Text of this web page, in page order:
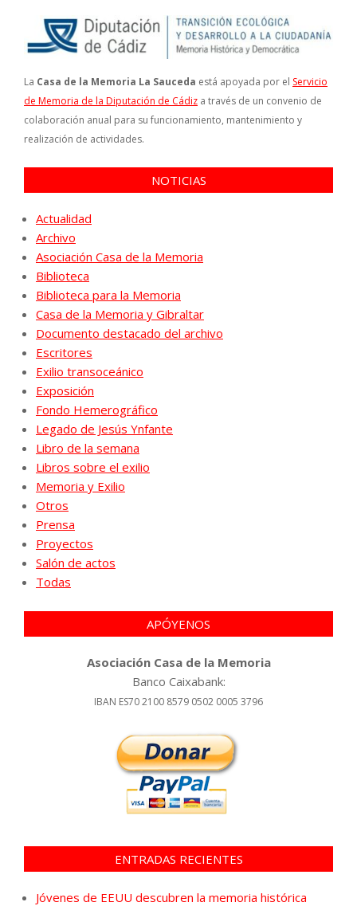
La Casa de la Memoria La Sauceda está apoyada por el Servicio
de Memoria de la Diputación de Cádiz a través de un convenio de
colaboración anual para su funcionamiento, mantenimiento y
realización de actividades.
NOTICIAS
Actualidad
Archivo
Asociación Casa de la Memoria
Biblioteca
Biblioteca para la Memoria
Casa de la Memoria y Gibraltar
Documento destacado del archivo
Escritores
Exilio transoceánico
Exposición
Fondo Hemerográfico
Legado de Jesús Ynfante
Libro de la semana
Libros sobre el exilio
Memoria y Exilio
Otros
Prensa
Proyectos
Salón de actos
Todas
APÓYENOS
Asociación Casa de la Memoria
Banco Caixabank:
IBAN ES70 2100 8579 0502 0005 3796
ENTRADAS RECIENTES
Jóvenes de EEUU descubren la memoria histórica